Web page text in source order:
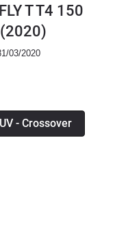
T T4 150
03/2020
- Crossover